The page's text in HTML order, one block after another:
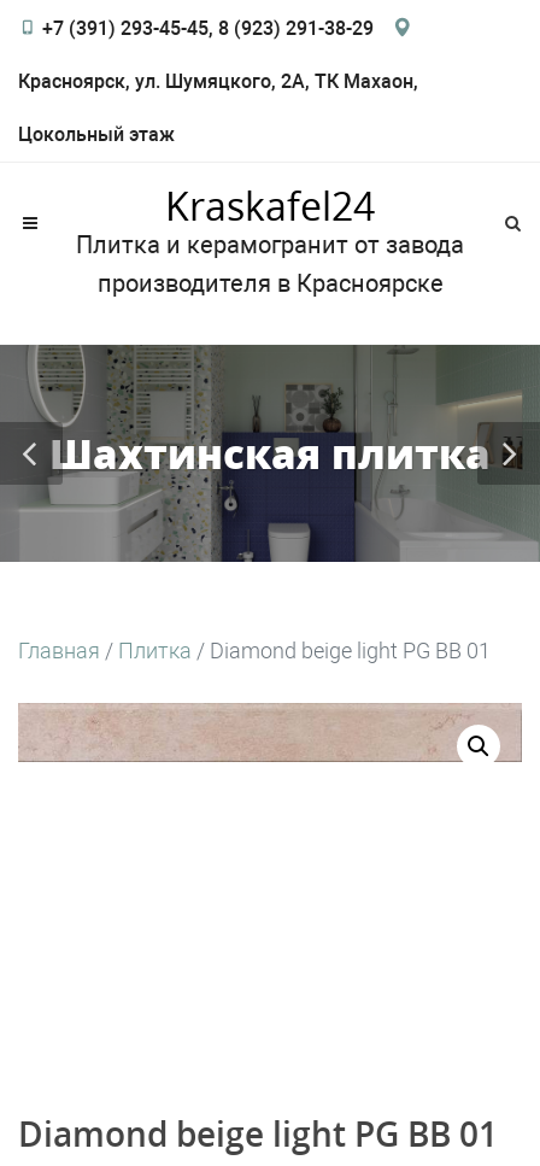
+7 (391) 293-45-45, 8 (923) 291-38-29
Красноярск, ул. Шумяцкого, 2А, ТК Махаон,
Цокольный этаж
Kraskafel24
Плитка и керамогранит от завода
производителя в Красноярске
Шахтинская плитка
Главная / Плитка / Diamond beige light PG BB 01
Diamond beige light PG BB 01